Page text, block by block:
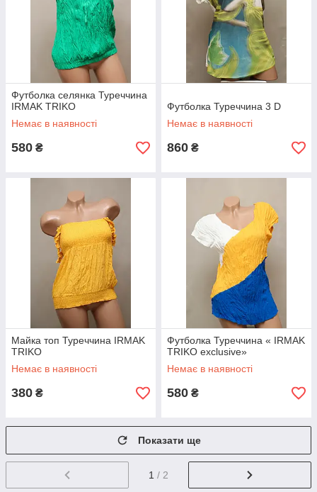
Футболка селянка Туреччина
IRMAK TRIKO
Немає в наявності
580 ₴
Футболка Туреччина 3 D
Немає в наявності
860 ₴
Майка топ Туреччина IRMAK
TRIKO
Немає в наявності
380 ₴
Футболка Туреччина « IRMAK
TRIKO exclusive»
Немає в наявності
580 ₴
Показати ще
1 / 2